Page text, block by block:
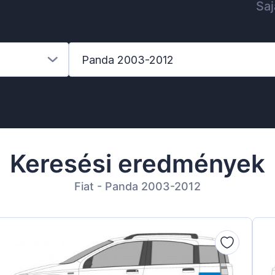
Panda 2003-2012
Keresési eredmények
Fiat - Panda 2003-2012